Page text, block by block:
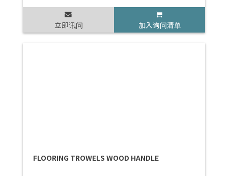
立即讯问 加入询问清单
FLOORING TROWELS WOOD HANDLE